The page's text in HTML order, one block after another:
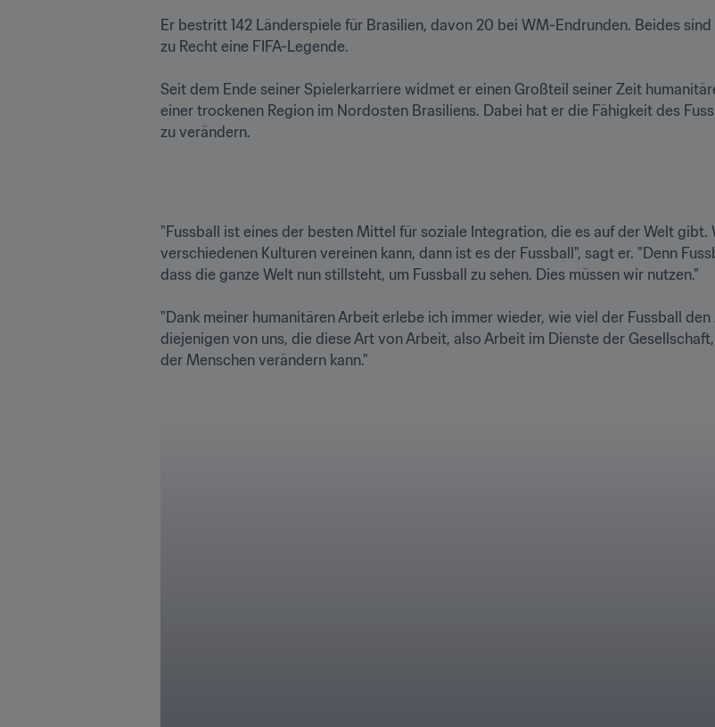
Er bestritt 142 Länderspiele für Brasilien, davon 20 bei WM-Endrunden. Beides
zu Recht eine FIFA-Legende.
Seit dem Ende seiner Spielerkarriere widmet er einen Großteil seiner Zeit
einer trockenen Region im Nordosten Brasiliens. Dabei hat er die Fähigkeit des
zu verändern.
"Fussball ist eines der besten Mittel für soziale Integration, die es auf der Welt gibt.
verschiedenen Kulturen vereinen kann, dann ist es der Fussball", sagt er. "Denn
dass die ganze Welt nun stillsteht, um Fussball zu sehen. Dies müssen wir nutzen."
"Dank meiner humanitären Arbeit erlebe ich immer wieder, wie viel der Fussball
diejenigen von uns, die diese Art von Arbeit, also Arbeit im Dienste der
der Menschen verändern kann."